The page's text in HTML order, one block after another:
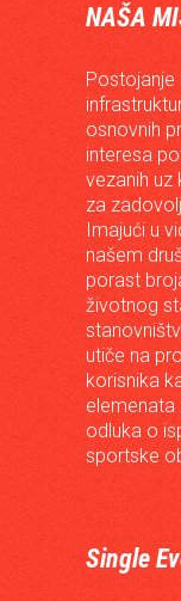
NAŠA
Postojanje
osnovnih
interesa
vezanih uz
za
Imajući u
našem
porast
životnog
utiče na
korisnika
elemenata
odluka o
sportske
Single